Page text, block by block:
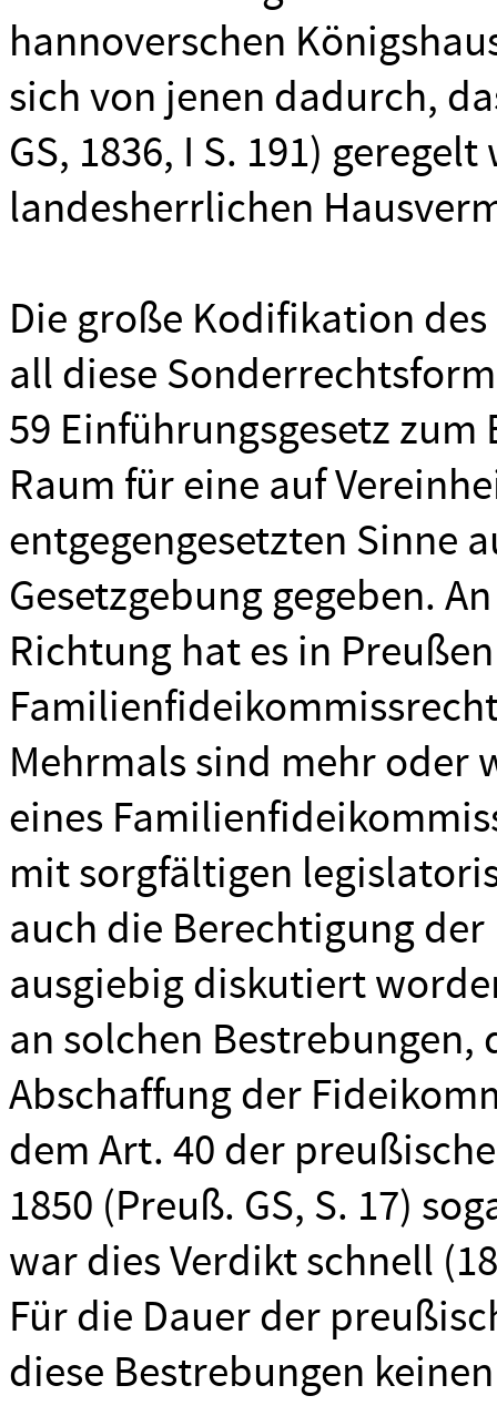
hannoverschen
sich von jenen dadurch,
GS, 1836, I S. 191)
landesherrlichen
Die große Kodifikation
all diese
59 Einführungsgesetz
Raum für eine auf
entgegengesetzten Sinne
Gesetzgebung gegeben.
Richtung hat es in
Mehrmals sind mehr oder
eines
mit sorgfältigen
auch die Berechtigung
ausgiebig diskutiert
an solchen
Abschaffung der
dem Art. 40 der
1850 (Preuß. GS, S. 17)
war dies Verdikt schnell
Für die Dauer der
diese Bestrebungen